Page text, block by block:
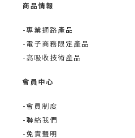
商品情報
-專業通路產品
-電子商務限定產品
-高吸收技術產品
會員中心
-會員制度
-聯絡我們
-免責聲明